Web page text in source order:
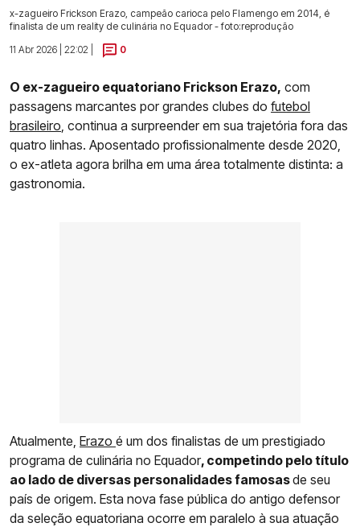
x-zagueiro Frickson Erazo, campeão carioca pelo Flamengo em 2014, é
finalista de um reality de culinária no Equador - foto:reprodução
11 Abr 2026 | 22:02 |
0
O ex-zagueiro equatoriano Frickson Erazo, com
passagens marcantes por grandes clubes do futebol
brasileiro , continua a surpreender em sua trajetória fora das
quatro linhas. Aposentado profissionalmente desde 2020,
o ex-atleta agora brilha em uma área totalmente distinta: a
gastronomia.
Atualmente, Erazo é um dos finalistas de um prestigiado
programa de culinária no Equador, competindo pelo título
ao lado de diversas personalidades famosasde seu
país de origem. Esta nova fase pública do antigo defensor
da seleção equatoriana ocorre em paralelo à sua atuação